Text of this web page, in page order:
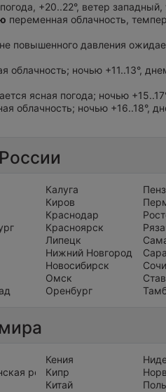
+20..22°, ветер
переменная облачность,
повышенного давления
облачность; ночью +11..13°,
ясная погода; ночью
облачность; ночью +16..18°,
Калуга
Киров
Краснодар
Красноярск
Липецк
Нижний Новгород
Новосибирск
Омск
Оренбург
Сочи
республика
Кения
Кипр
Китай